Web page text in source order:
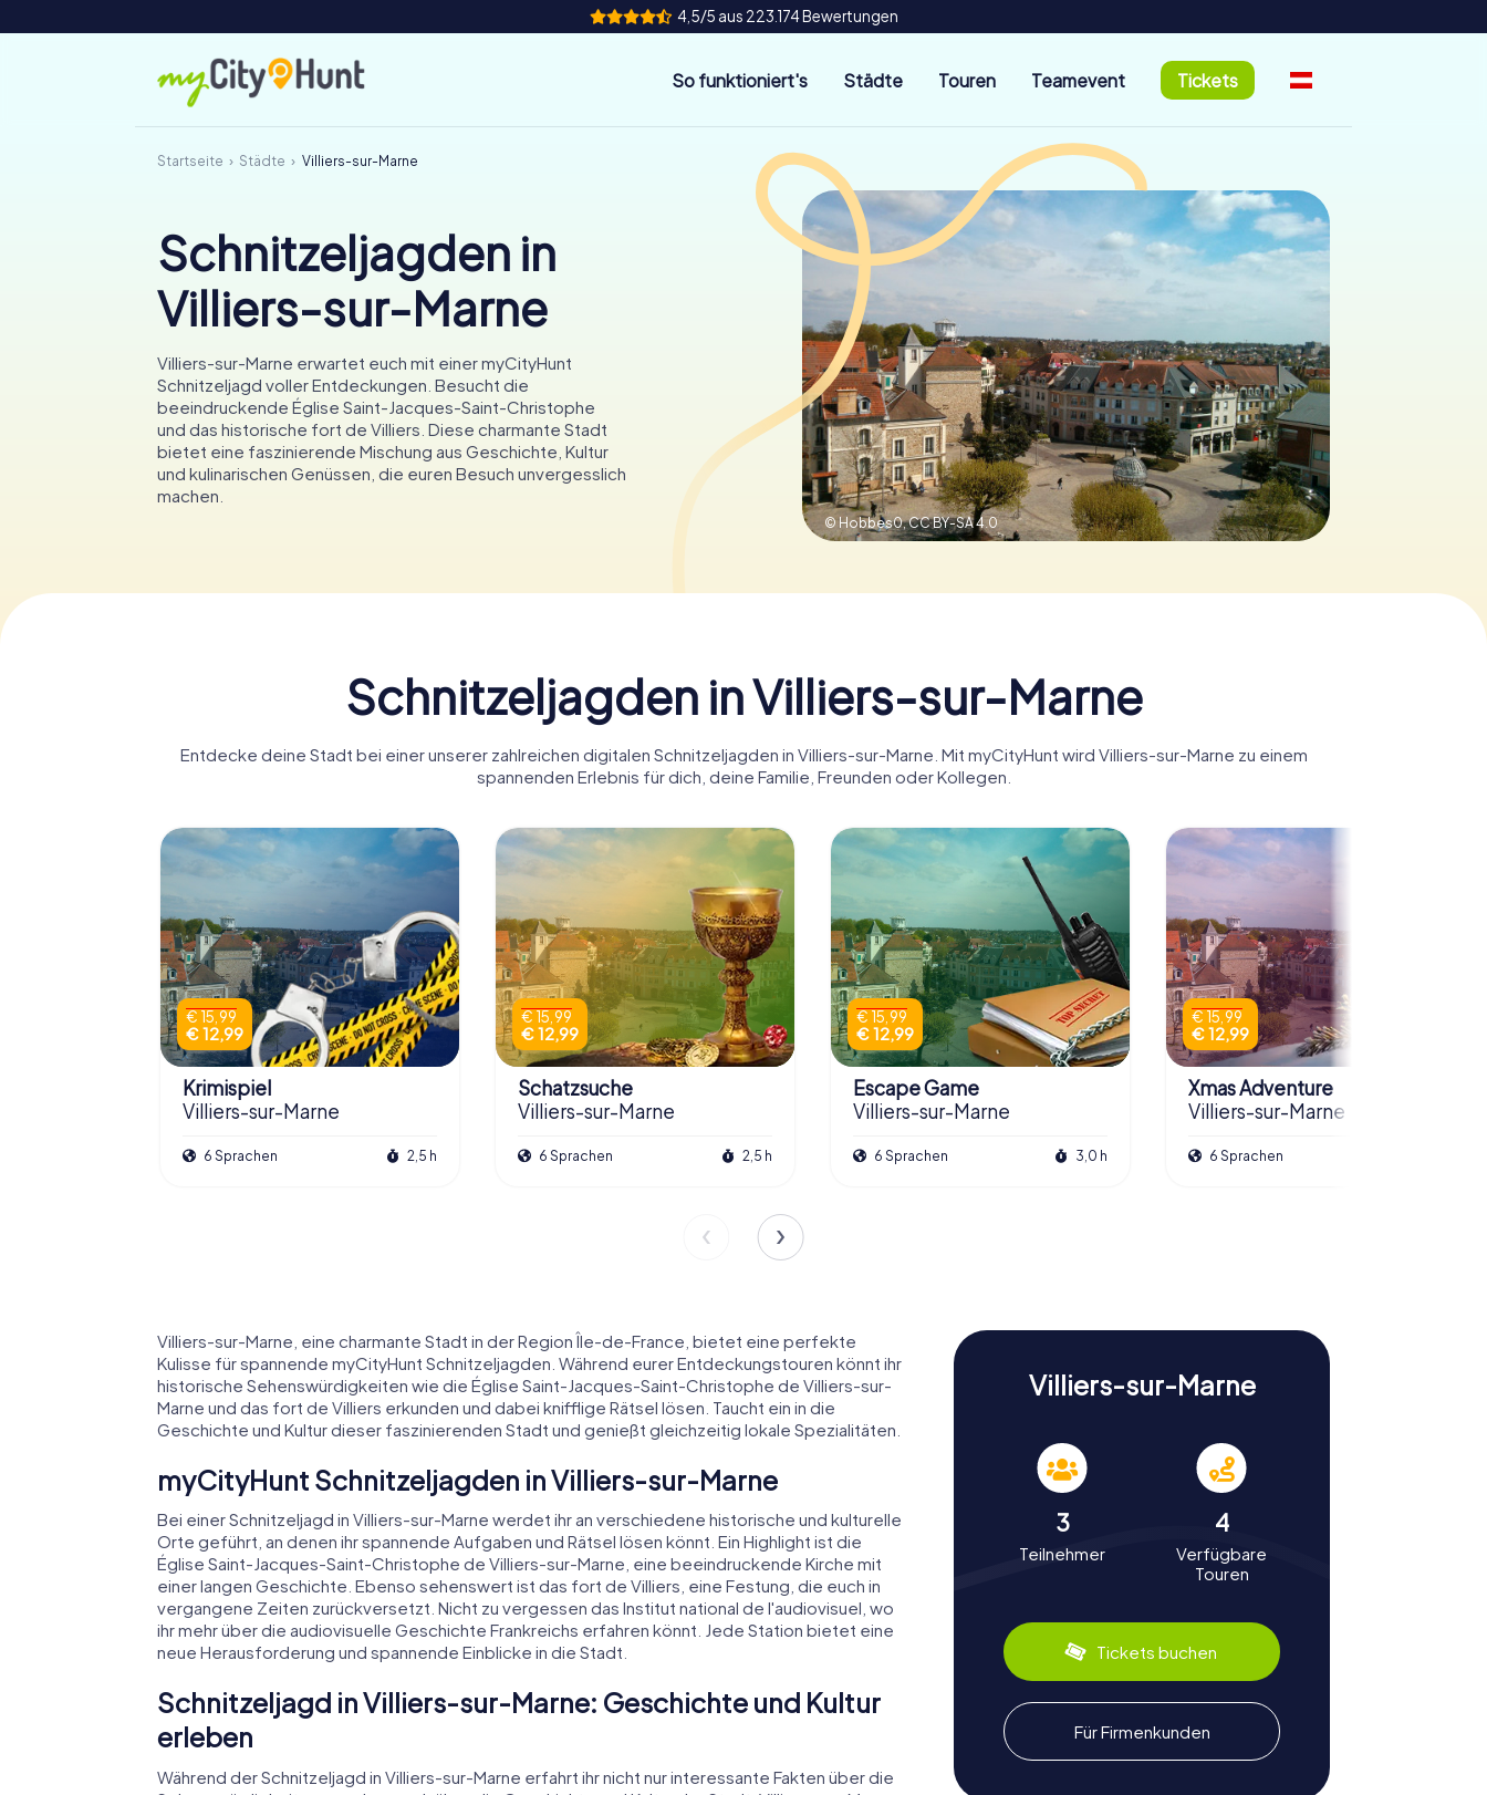
4,5/5 aus 223.174 Bewertungen
So funktioniert's Städte Touren Teamevent Tickets
Startseite Städte Villiers-sur-Marne
Schnitzeljagden in
Villiers-sur-Marne
Villiers-sur-Marne erwartet euch mit einer myCityHunt
Schnitzeljagd voller Entdeckungen. Besucht die
beeindruckende Église Saint-Jacques-Saint-Christophe
und das historische fort de Villiers. Diese charmante Stadt
bietet eine faszinierende Mischung aus Geschichte, Kultur
und kulinarischen Genüssen, die euren Besuch unvergesslich
machen.
© Hobbes0,CC BY-SA 4.0
Schnitzeljagden in Villiers-sur-Marne
Entdecke deine Stadt bei einer unserer zahlreichen digitalen Schnitzeljagden in Villiers-sur-Marne. Mit myCityHunt wird Villiers-sur-Marne zu einem
spannenden Erlebnis für dich, deine Familie, Freunden oder Kollegen.
€ 15,99
€ 12,99
Krimispiel
Villiers-sur-Marne
6 Sprachen 2,5 h
€ 15,99
€ 12,99
Schatzsuche
Villiers-sur-Marne
6 Sprachen 2,5 h
€ 15,99
€ 12,99
Escape Game
Villiers-sur-Marne
6 Sprachen 3,0 h
€ 15,99
€ 12,99
Xmas Adventure
Villiers-sur-Marne
6 Sprachen
Villiers-sur-Marne, eine charmante Stadt in der Region Île-de-France, bietet eine perfekte
Kulisse für spannende myCityHunt Schnitzeljagden. Während eurer Entdeckungstouren könnt ihr
historische Sehenswürdigkeiten wie die Église Saint-Jacques-Saint-Christophe de Villiers-sur-
Marne und das fort de Villiers erkunden und dabei knifflige Rätsel lösen. Taucht ein in die
Geschichte und Kultur dieser faszinierenden Stadt und genießt gleichzeitig lokale Spezialitäten.
myCityHunt Schnitzeljagden in Villiers-sur-Marne
Bei einer Schnitzeljagd in Villiers-sur-Marne werdet ihr an verschiedene historische und kulturelle
Orte geführt, an denen ihr spannende Aufgaben und Rätsel lösen könnt. Ein Highlight ist die
Église Saint-Jacques-Saint-Christophe de Villiers-sur-Marne, eine beeindruckende Kirche mit
einer langen Geschichte. Ebenso sehenswert ist das fort de Villiers, eine Festung, die euch in
vergangene Zeiten zurückversetzt. Nicht zu vergessen das Institut national de l'audiovisuel, wo
ihr mehr über die audiovisuelle Geschichte Frankreichs erfahren könnt. Jede Station bietet eine
neue Herausforderung und spannende Einblicke in die Stadt.
Schnitzeljagd in Villiers-sur-Marne: Geschichte und Kultur
erleben
Während der Schnitzeljagd in Villiers-sur-Marne erfahrt ihr nicht nur interessante Fakten über die
Villiers-sur-Marne
3
Teilnehmer
4
Verfügbare
Touren
Tickets buchen
Für Firmenkunden